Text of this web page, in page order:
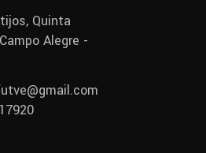
Quinta
Alegre -